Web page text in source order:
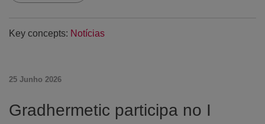
Key concepts: Notícias
25 Junho 2026
Gradhermetic participa no I